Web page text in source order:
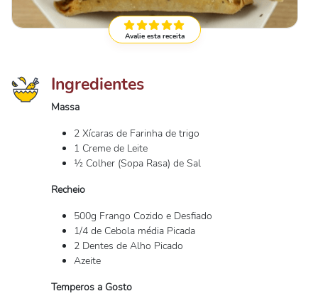
Avalie esta receita
Ingredientes
Massa
2 Xícaras de Farinha de trigo
1 Creme de Leite
½ Colher (Sopa Rasa) de Sal
Recheio
500g Frango Cozido e Desfiado
1/4 de Cebola média Picada
2 Dentes de Alho Picado
Azeite
Temperos a Gosto